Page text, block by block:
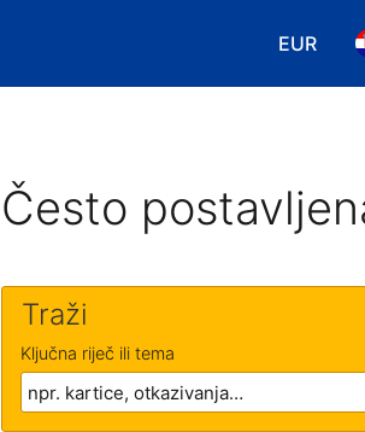
EUR
Često
Traži
Ključna riječ ili tema